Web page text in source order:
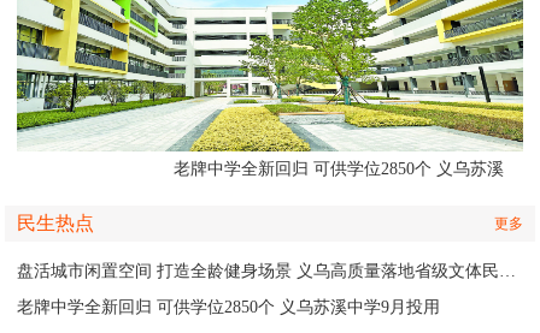
老牌中学全新回归 可供学位2850个 义乌苏溪
民生热点 更多
盘活城市闲置空间 打造全龄健身场景 义乌高质量落地省级文体民生实事
老牌中学全新回归 可供学位2850个 义乌苏溪中学9月投用